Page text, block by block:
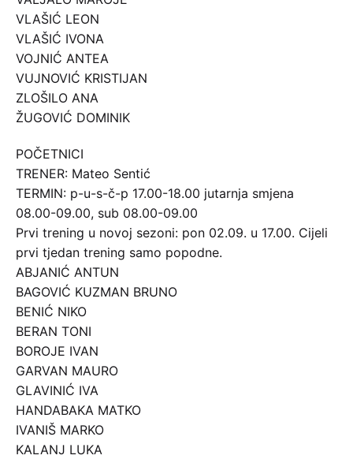
VLAŠIĆ LEON
VLAŠIĆ IVONA
VOJNIĆ ANTEA
VUJNOVIĆ KRISTIJAN
ZLOŠILO ANA
ŽUGOVIĆ DOMINIK
POČETNICI
TRENER: Mateo Sentić
TERMIN: p-u-s-č-p 17.00-18.00 jutarnja smjena
08.00-09.00, sub 08.00-09.00
Prvi trening u novoj sezoni: pon 02.09. u 17.00. Cijeli
prvi tjedan trening samo popodne.
ABJANIĆ ANTUN
BAGOVIĆ KUZMAN BRUNO
BENIĆ NIKO
BERAN TONI
BOROJE IVAN
GARVAN MAURO
GLAVINIĆ IVA
HANDABAKA MATKO
IVANIŠ MARKO
KALANJ LUKA